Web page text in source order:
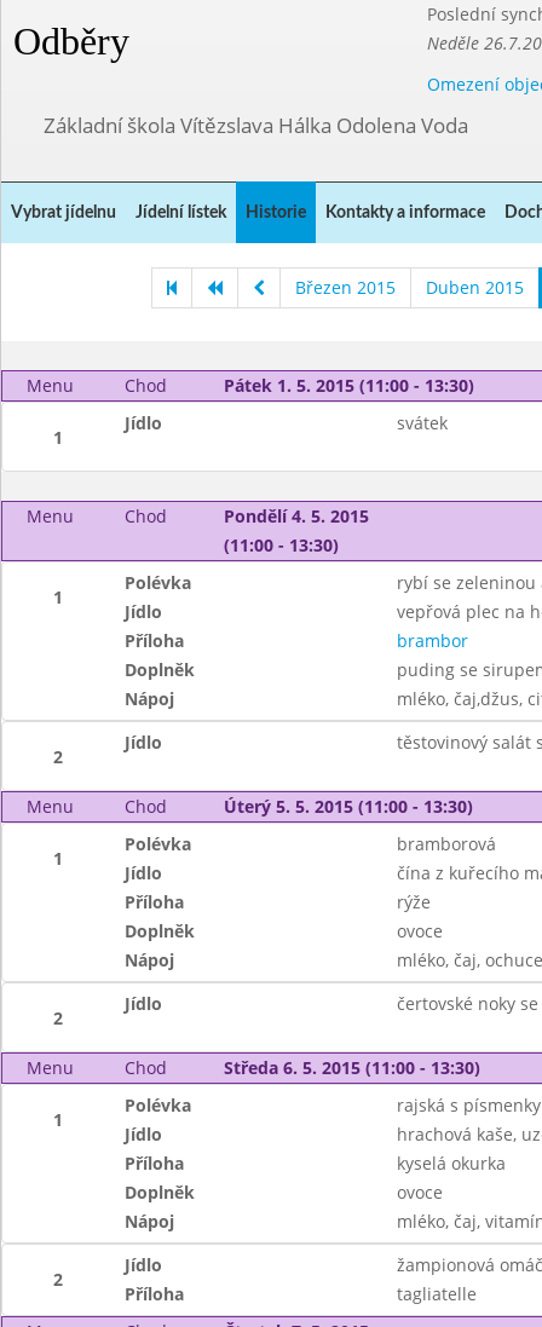
Odběry
Poslední
Neděle
Omezení
Základní škola Vítězslava Hálka Odolena Voda
Vybrat jídelnu Jídelní lístek Historie Kontakty a informace
Březen 2015 Duben 2015
Menu Chod Pátek 1. 5. 2015 (11:00 - 13:30)
1
Jídlo svátek
Menu Chod
Pondělí 4. 5. 2015
(11:00 - 13:30)
1
Polévka
rybí se zeleninou
Jídlo
vepřová plec na
Příloha
brambor
Doplněk
puding se
Nápoj
mléko, čaj,džus,
2
Jídlo těstovinový salát
Menu Chod Úterý 5. 5. 2015 (11:00 - 13:30)
1
Polévka
bramborová
Jídlo
čína z kuřecího
Příloha
rýže
Doplněk
ovoce
Nápoj
mléko, čaj,
2
Jídlo čertovské noky
Menu Chod Středa 6. 5. 2015 (11:00 - 13:30)
1
Polévka
rajská s písmenky
Jídlo
hrachová kaše,
Příloha
kyselá okurka
Doplněk
ovoce
Nápoj
mléko, čaj,
2
Jídlo
žampionová
Příloha
tagliatelle